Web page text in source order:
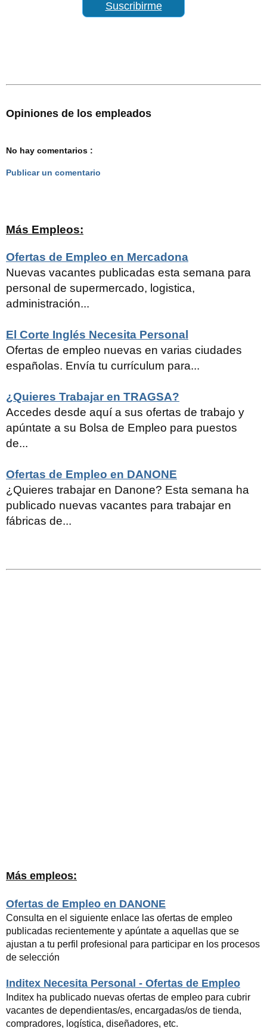
Suscribirme
Opiniones de los empleados
No hay comentarios :
Publicar un comentario
Más Empleos:
Ofertas de Empleo en Mercadona
Nuevas vacantes publicadas esta semana para
personal de supermercado, logistica,
administración...
El Corte Inglés Necesita Personal
Ofertas de empleo nuevas en varias ciudades
españolas. Envía tu currículum para...
¿Quieres Trabajar en TRAGSA?
Accedes desde aquí a sus ofertas de trabajo y
apúntate a su Bolsa de Empleo para puestos
de...
Ofertas de Empleo en DANONE
¿Quieres trabajar en Danone? Esta semana ha
publicado nuevas vacantes para trabajar en
fábricas de...
Más empleos:
Ofertas de Empleo en DANONE
Consulta en el siguiente enlace las ofertas de empleo
publicadas recientemente y apúntate a aquellas que se
ajustan a tu perfil profesional para participar en los procesos
de selección
Inditex Necesita Personal - Ofertas de Empleo
Inditex ha publicado nuevas ofertas de empleo para cubrir
vacantes de dependientas/es, encargadas/os de tienda,
compradores, logística, diseñadores, etc.